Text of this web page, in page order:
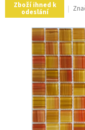
Zboží ihned k
odeslání